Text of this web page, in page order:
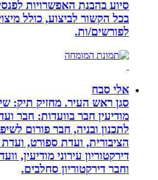
סיוע בהבנת האפשרויות לפנסיה,
בכל הקשור לביצוע, כולל מיצוי
לפורשים/ות.
אלי סבח
סגן ראש העיר. מחזיק תיק: שיכון
מודיעין חבר בוועדות: חבר ועדת
לתכנון ובניה, חבר פורום לשיפור
הציבורית, ועדת ספורט, ועדת
דירקטוריון עירוני מודיעין, וועדה
וחבר דירקטוריון סחלבים.